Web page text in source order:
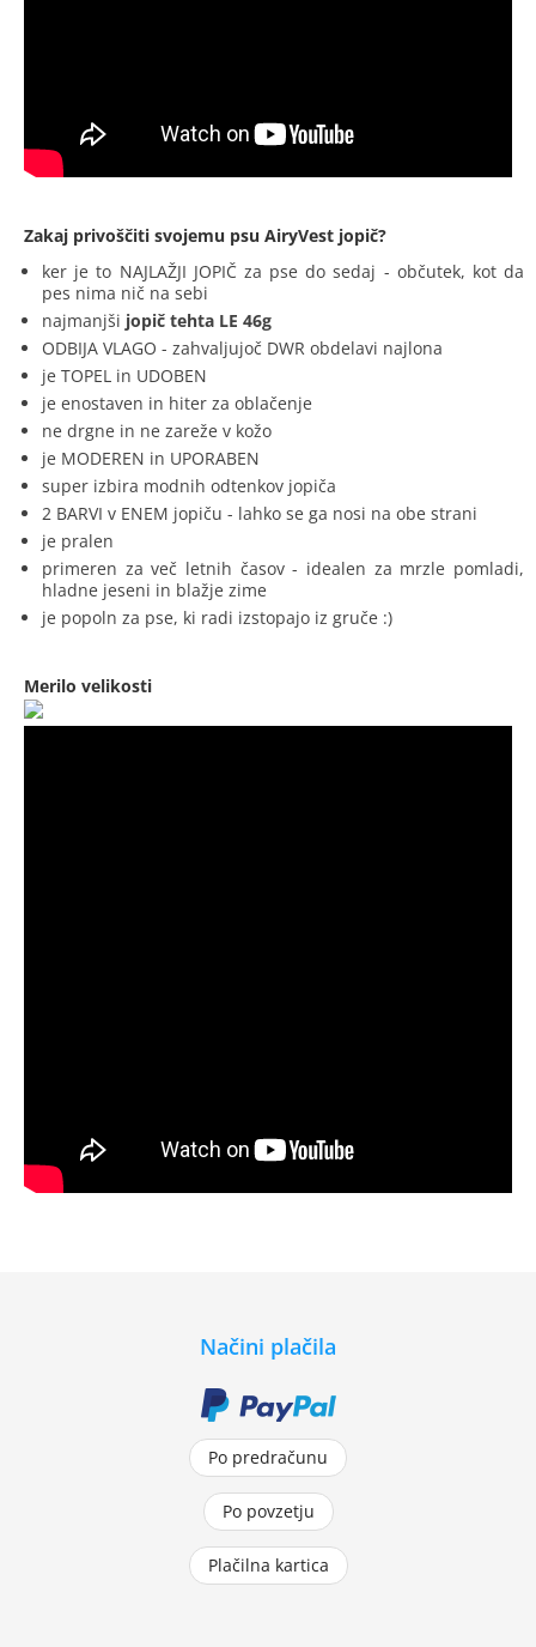
Zakaj privoščiti svojemu psu AiryVest jopič?
ker je to NAJLAŽJI JOPIČ za pse do sedaj - občutek, kot da
pes nima nič na sebi
najmanjši jopič tehta LE 46g
ODBIJA VLAGO - zahvaljujoč DWR obdelavi najlona
je TOPEL in UDOBEN
je enostaven in hiter za oblačenje
ne drgne in ne zareže v kožo
je MODEREN in UPORABEN
super izbira modnih odtenkov jopiča
2 BARVI v ENEM jopiču - lahko se ga nosi na obe strani
je pralen
primeren za več letnih časov - idealen za mrzle pomladi,
hladne jeseni in blažje zime
je popoln za pse, ki radi izstopajo iz gruče :)
Merilo velikosti
Načini plačila
Po predračunu
Po povzetju
Plačilna kartica